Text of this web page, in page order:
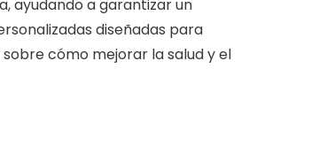
ayudando a garantizar un
diseñadas para
cómo mejorar la salud y el